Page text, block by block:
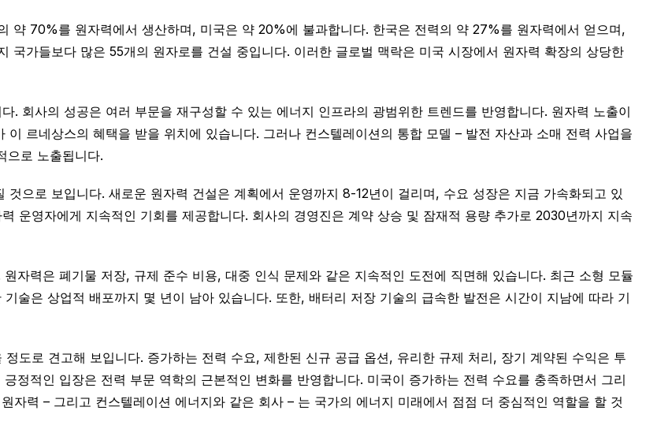
약 70%를 원자력에서 생산하며, 미국은 약 20%에 불과합니다. 한국은 전력의 약 27%를 원자력에서 얻으며,
국가들보다 많은 55개의 원자로를 건설 중입니다. 이러한 글로벌 맥락은 미국 시장에서 원자력 확장의 상당한
. 회사의 성공은 여러 부문을 재구성할 수 있는 에너지 인프라의 광범위한 트렌드를 반영합니다. 원자력 노출이
르네상스의 혜택을 받을 위치에 있습니다. 그러나 컨스텔레이션의 통합 모델 – 발전 자산과 소매 전력 사업을
으로 노출됩니다.
으로 보입니다. 새로운 원자력 건설은 계획에서 운영까지 8-12년이 걸리며, 수요 성장은 지금 가속화되고 있
운영자에게 지속적인 기회를 제공합니다. 회사의 경영진은 계약 상승 및 잠재적 용량 추가로 2030년까지 지속
자력은 폐기물 저장, 규제 준수 비용, 대중 인식 문제와 같은 지속적인 도전에 직면해 있습니다. 최근 소형 모듈
술은 상업적 배포까지 몇 년이 남아 있습니다. 또한, 배터리 저장 기술의 급속한 발전은 시간이 지남에 따라 기
도로 견고해 보입니다. 증가하는 전력 수요, 제한된 신규 공급 옵션, 유리한 규제 처리, 장기 계약된 수익은 투
정적인 입장은 전력 부문 역학의 근본적인 변화를 반영합니다. 미국이 증가하는 전력 수요를 충족하면서 그리
자력 – 그리고 컨스텔레이션 에너지와 같은 회사 – 는 국가의 에너지 미래에서 점점 더 중심적인 역할을 할 것